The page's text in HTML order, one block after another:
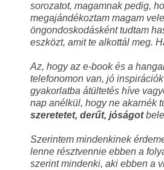
sorozatot, magamnak pedig,
megajándékoztam magam
öngondoskodásként tudtam
eszközt, amit te alkottál meg.
Az, hogy az e-book és a
telefonomon van, jó
gyakorlatba átültetés híve
nap anélkül, hogy ne akarnék
szeretetet, derűt, jóságot
Szerintem mindenkinek
lenne résztvennie ebben a
szerint mindenki, aki ebben a